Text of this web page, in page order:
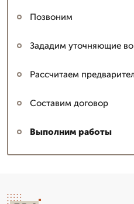
Позвоним
Зададим уточняющие
Рассчитаем
Составим договор
Выполним работы